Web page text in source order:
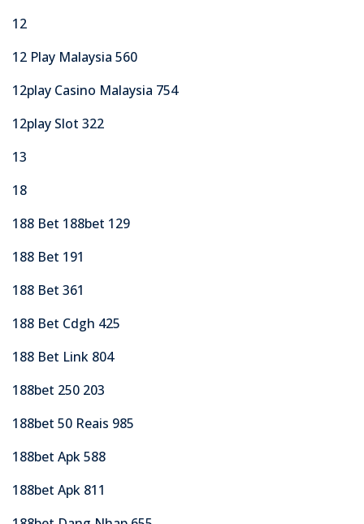
12
12 Play Malaysia 560
12play Casino Malaysia 754
12play Slot 322
13
18
188 Bet 188bet 129
188 Bet 191
188 Bet 361
188 Bet Cdgh 425
188 Bet Link 804
188bet 250 203
188bet 50 Reais 985
188bet Apk 588
188bet Apk 811